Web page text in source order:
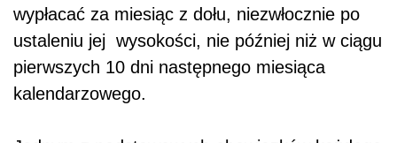
wypłacać za miesiąc z dołu, niezwłocznie po
ustaleniu jej wysokości, nie później niż w ciągu
pierwszych 10 dni następnego miesiąca
kalendarzowego.